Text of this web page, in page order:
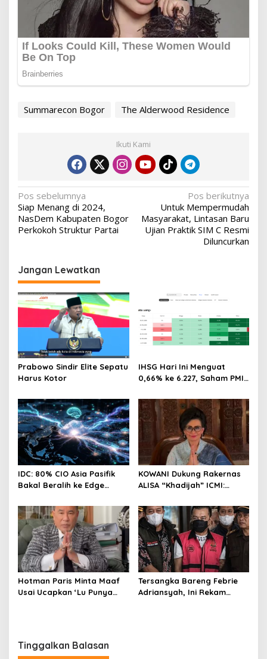
Summarecon Bogor The Alderwood Residence
Ikuti Kami
Navigasi
pos
Pos sebelumnya
Siap Menang di 2024,
NasDem Kabupaten Bogor
Perkokoh Struktur Partai
Pos berikutnya
Untuk Mempermudah
Masyarakat, Lintasan Baru
Ujian Praktik SIM C Resmi
Diluncurkan
Jangan Lewatkan
Prabowo Sindir Elite Sepatu
Harus Kotor
IHSG Hari Ini Menguat
0,66% ke 6.227, Saham PMII,
28%! Ini Daftar Saham
Paling Cuan & Volume
Tertinggi 31 Juli 2026
IDC: 80% CIO Asia Pasifik
Bakal Beralih ke Edge
pada 2027
KOWANI Dukung Rakernas
ALISA “Khadijah” ICMI:
Menuju Indonesia Emas
Hotman Paris Minta Maaf
Usai Ucapkan ‘Lu Punya
Tersangka Bareng Febrie
Adriansyah, Ini Rekam
Tinggalkan Balasan